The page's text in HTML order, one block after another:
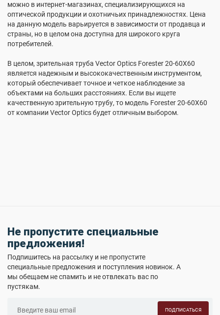
можно в интернет-магазинах, специализирующихся на
оптической продукции и охотничьих принадлежностях. Цена
на данную модель варьируется в зависимости от продавца и
страны, но в целом она доступна для широкого круга
потребителей.
В целом, зрительная труба Vector Optics Forester 20-60X60
является надежным и высококачественным инструментом,
который обеспечивает точное и четкое наблюдение за
объектами на больших расстояниях. Если вы ищете
качественную зрительную трубу, то модель Forester 20-60X60
от компании Vector Optics будет отличным выбором.
Не пропустите специальные
предложения!
Подпишитесь на рассылку и не пропустите
специальные предложения и поступления новинок. А
мы обещаем не спамить и не отвлекать вас по
пустякам.
ПОДПИСАТЬСЯ